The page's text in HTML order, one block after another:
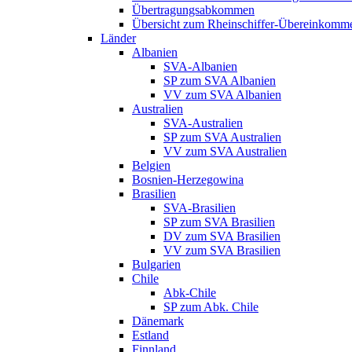
Übertragungsabkommen
Übersicht zum Rheinschiffer-
Länder
Albanien
SVA-Albanien
SP zum SVA Albanien
VV zum SVA Albanien
Australien
SVA-Australien
SP zum SVA Australien
VV zum SVA Australien
Belgien
Bosnien-Herzegowina
Brasilien
SVA-Brasilien
SP zum SVA Brasilien
DV zum SVA Brasilien
VV zum SVA Brasilien
Bulgarien
Chile
Abk-Chile
SP zum Abk. Chile
Dänemark
Estland
Finnland